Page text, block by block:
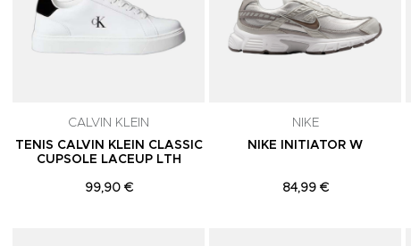
CALVIN KLEIN
TENIS CALVIN KLEIN CLASSIC
CUPSOLE LACEUP LTH
99,90 €
NIKE
NIKE INITIATOR W
84,99 €